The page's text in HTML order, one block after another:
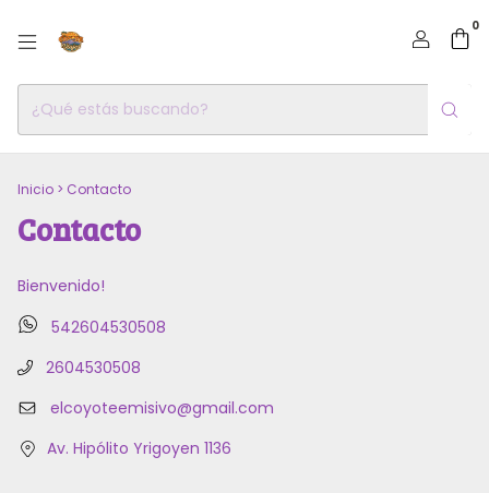
0
Inicio > Contacto
Contacto
Bienvenido!
542604530508
2604530508
elcoyoteemisivo@gmail.com
Av. Hipólito Yrigoyen 1136